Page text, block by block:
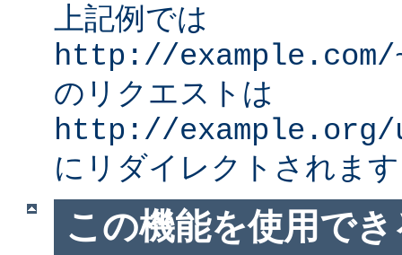
上記例では
http://example.com/
のリクエストは
http://example.org/
にリダイレクトされま
この機能を使用で